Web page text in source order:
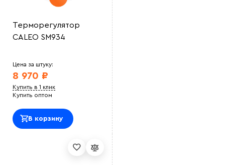
Терморегулятор
CALEO SM934
Цена за штуку:
8 970 ₽
Купить в 1 клик
Купить оптом
В корзину